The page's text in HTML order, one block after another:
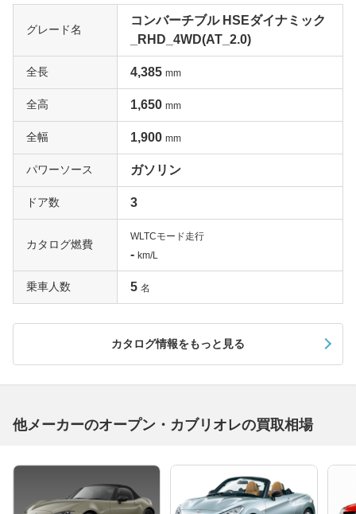
グレード名
コンバーチブル HSEダイナミック
_RHD_4WD(AT_2.0)
全長 4,385 mm
全高 1,650 mm
全幅 1,900 mm
パワーソース ガソリン
ドア数 3
カタログ燃費
WLTCモード走行
- km/L
乗車人数 5 名
カタログ情報をもっと見る
他メーカーのオープン・カブリオレの買取相場